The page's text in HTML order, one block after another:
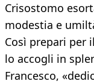
Crisostomo
modestia e
Così prepari per
lo accogli in
Francesco,